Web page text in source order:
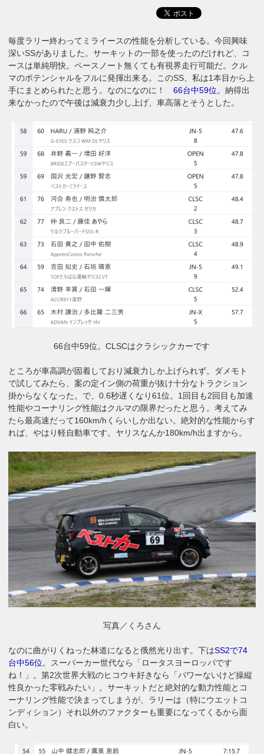
毎度ラリー終わってミライースの性能を分析している。今回興味
深いSSがありました。サーキットの一部を使ったのだけれど、コ
ースは単純明快。ペースノート無くても有視界走行可能だ。クル
マのポテンシャルをフルに発揮出来る。このSS、私は1本目から上
手にまとめられたと思う。なのになのに！66台中59位。納得出
来なかったので午後は減衰力少し上げ、車高落とそうとした。
66台中59位。CLSCはクラシックカーです
ところが車高調が固着しており減衰力しか上げられず。ダメモト
で試してみたら、案の定イン側の荷重が抜け十分なトラクション
掛からなくなった。で、0.6秒遅くなり61位。1回目も2回目も加速
性能やコーナリング性能はクルマの限界だったと思う。考えてみ
たら最高速だって160km/hくらいしか出ない。絶対的な性能からす
れば、やはり軽自動車です。ヤリスなんか180km/h出ますから。
写真／くろさん
なのに曲がりくねった林道になると俄然光り出す。下はSS2で74
台中56位。スーパーカー世代なら「ロータスヨーロッパです
ね！」。第2次世界大戦のヒコウキ好きなら「パワーないけど操縦
性良かった零戦みたい」。サーキットだと絶対的な動力性能とコ
ーナリング性能で決まってしまうが、ラリーは（特にウエットコ
ンディション）それ以外のファクターも重要になってくるから面
白い。